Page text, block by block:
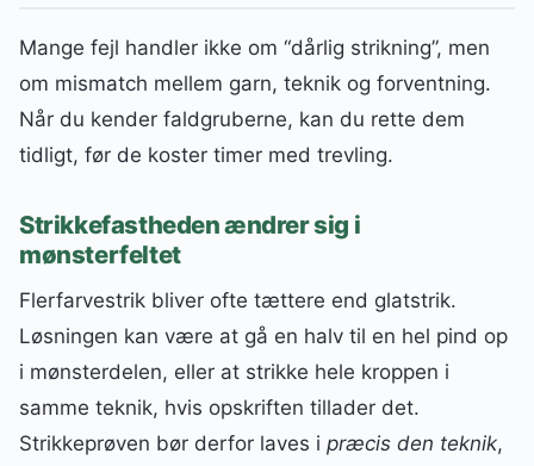
Mange fejl handler ikke om “dårlig strikning”, men
om mismatch mellem garn, teknik og forventning.
Når du kender faldgruberne, kan du rette dem
tidligt, før de koster timer med trevling.
Strikkefastheden ændrer sig i
mønsterfeltet
Flerfarvestrik bliver ofte tættere end glatstrik.
Løsningen kan være at gå en halv til en hel pind op
i mønsterdelen, eller at strikke hele kroppen i
samme teknik, hvis opskriften tillader det.
Strikkeprøven bør derfor laves i præcis den teknik,